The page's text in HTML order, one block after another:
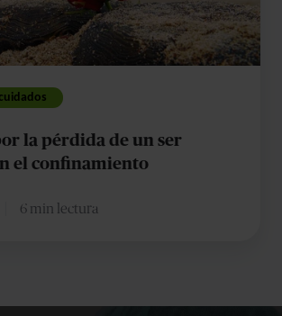
la pérdida de un ser
el confinamiento
6 min lectura